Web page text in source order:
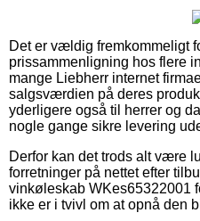
Det er vældig fremkommeligt
prissammenligning hos flere
mange Liebherr internet
salgsværdien på deres
yderligere også til herrer og
nogle gange sikre levering
Derfor kan det trods alt være
forretninger på nettet efter
vinkøleskab WKes65322001
ikke er i tvivl om at opnå den